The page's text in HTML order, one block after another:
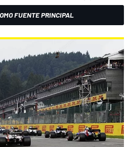
FUENTE PRINCIPAL